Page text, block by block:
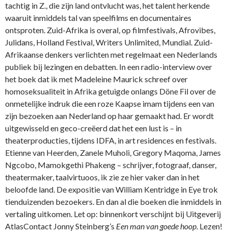
tachtig in Z., die zijn land ontvlucht was, het talent herkende
waaruit inmiddels tal van speelfilms en documentaires
ontsproten. Zuid-Afrika is overal, op filmfestivals, Afrovibes,
Julidans, Holland Festival, Writers Unlimited, Mundial. Zuid-
Afrikaanse denkers verlichten met regelmaat een Nederlands
publiek bij lezingen en debatten. In een radio-interview over
het boek dat ik met Madeleine Maurick schreef over
homoseksualiteit in Afrika getuigde onlangs Döne Fil over de
onmetelijke indruk die een roze Kaapse imam tijdens een van
zijn bezoeken aan Nederland op haar gemaakt had. Er wordt
uitgewisseld en geco-creëerd dat het een lust is – in
theaterproducties, tijdens IDFA, in art residences en festivals.
Etienne van Heerden, Zanele Muholi, Gregory Maqoma, James
Ngcobo, Mamokgethi Phakeng – schrijver, fotograaf, danser,
theatermaker, taalvirtuoos, ik zie ze hier vaker dan in het
beloofde land. De expositie van William Kentridge in Eye trok
tienduizenden bezoekers. En dan al die boeken die inmiddels in
vertaling uitkomen. Let op: binnenkort verschijnt bij Uitgeverij
AtlasContact Jonny Steinberg’s Een man van goede hoop. Lezen!